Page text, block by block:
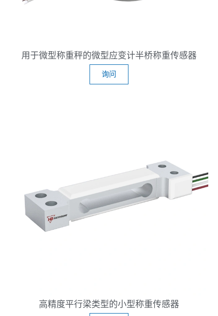
用于微型称重秤的微型应变计半桥称重传感器
询问
高精度平行梁类型的小型称重传感器